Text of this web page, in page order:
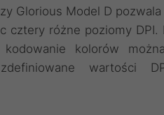
Glorious Model D pozwala
cztery różne poziomy DPI.
kolorów
wartości